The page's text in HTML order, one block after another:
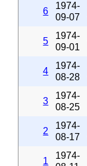
6
1974-
09-07
5
1974-
09-01
4
1974-
08-28
3
1974-
08-25
2
1974-
08-17
1
1974-